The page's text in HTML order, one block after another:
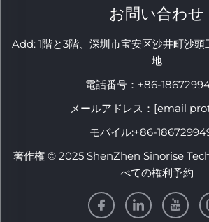
お問い合わせ
Add: 1階と3階、深圳市宝安区沙井町沙
地
電話番号： +86-
メールアドレス： [email
モバイル:+86-
著作権 © 2025 ShenZhen Sinorise
べての権利予約